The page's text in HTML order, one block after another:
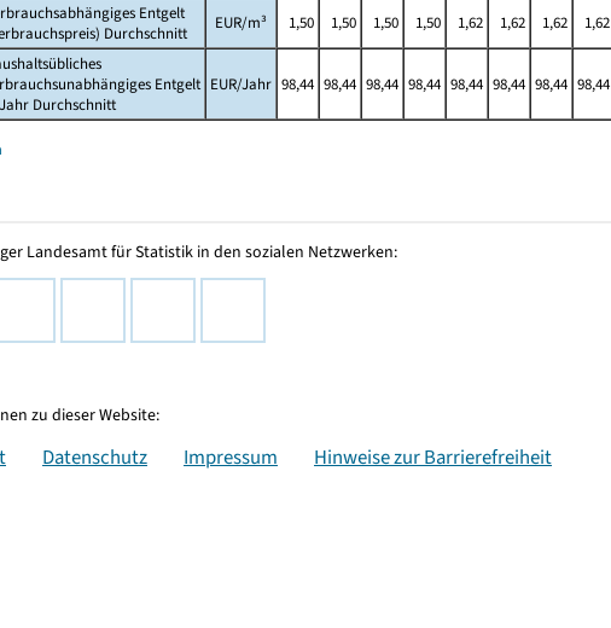
Entgelt
Durchschnitt
EUR/m³ 1,50 1,50 1,50 1,50 1,62 1,62 1,62 1,62
Entgelt
Durchschnitt
EUR/Jahr 98,44 98,44 98,44 98,44 98,44 98,44 98,44 98,44
Landesamt für Statistik in den sozialen Netzwerken:
zu dieser Website:
Datenschutz Impressum Hinweise zur Barrierefreiheit